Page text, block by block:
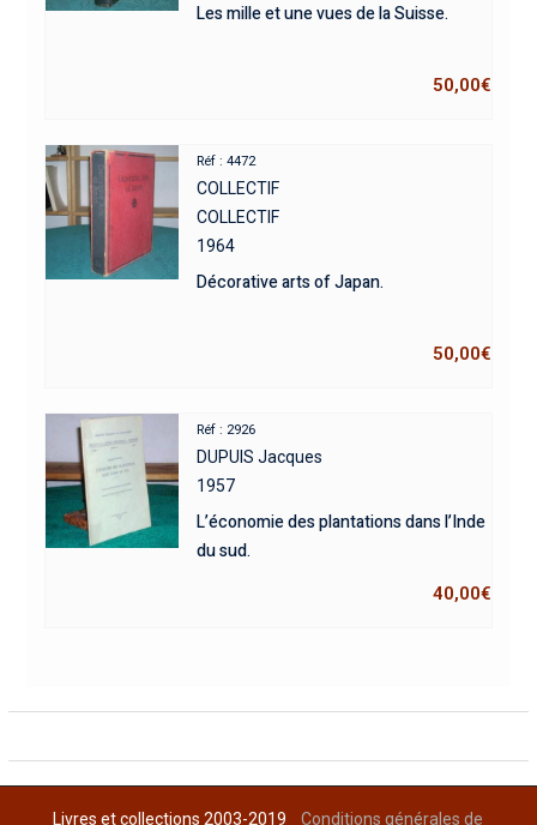
Les mille et une vues de la Suisse.
50,00€
Réf : 4472
COLLECTIF
COLLECTIF
1964
Décorative arts of Japan.
50,00€
Réf : 2926
DUPUIS Jacques
1957
L’économie des plantations dans l’Inde
du sud.
40,00€
Livres et collections 2003-2019Conditions générales de